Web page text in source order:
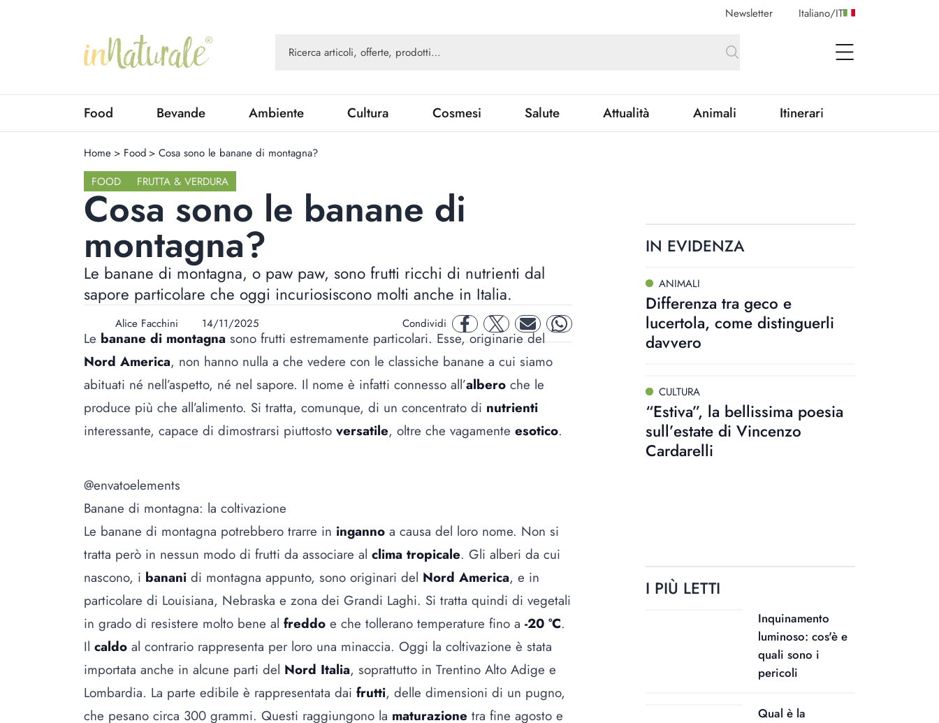
Newsletter Italiano/IT
open Menu
Food Bevande Ambiente Cultura Cosmesi Salute Attualità Animali Itinerari
Home > Food > Cosa sono le banane di montagna?
FOOD
FRUTTA & VERDURA
Cosa sono le banane di
montagna?
Le banane di montagna, o paw paw, sono frutti ricchi di nutrienti dal
sapore particolare che oggi incuriosiscono molti anche in Italia.
Alice Facchini 14/11/2025 Condividi facebooktwitter mail whatsapp
Lebanane di montagnasono frutti estremamente particolari. Esse, originarie del
Nord America, non hanno nulla a che vedere con le classiche banane a cui siamo
abituati né nell’aspetto, né nel sapore. Il nome è infatti connesso all’albero che le
produce più che all’alimento. Si tratta, comunque, di un concentrato di nutrienti
interessante, capace di dimostrarsi piuttosto versatile, oltre che vagamente esotico.
@envatoelements
Banane di montagna: la coltivazione
Le banane di montagna potrebbero trarre in inganno a causa del loro nome. Non si
tratta però in nessun modo di frutti da associare al clima tropicale. Gli alberi da cui
nascono, i banani di montagna appunto, sono originari del Nord America, e in
particolare di Louisiana, Nebraska e zona dei Grandi Laghi. Si tratta quindi di vegetali
in grado di resistere molto bene al freddo e che tollerano temperature fino a -20 °C.
Il caldo al contrario rappresenta per loro una minaccia. Oggi la coltivazione è stata
importata anche in alcune parti del Nord Italia, soprattutto in Trentino Alto Adige e
Lombardia. La parte edibile è rappresentata dai frutti, delle dimensioni di un pugno,
che pesano circa 300 grammi. Questi raggiungono la maturazione tra fine agosto e
IN EVIDENZA
ANIMALI
Differenza tra geco e
lucertola, come distinguerli
davvero
CULTURA
“Estiva”, la bellissima poesia
sull’estate di Vincenzo
Cardarelli
I PIÙ LETTI
Inquinamento
luminoso: cos'è e
quali sono i
pericoli
Qual è la